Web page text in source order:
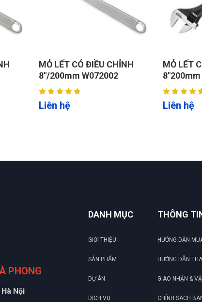
LẾT CÓ ĐIỀU CHỈNH
W072002
MỎ LẾT CÓ ĐIỀU
8"200mm WOKIN
PHONG
Nội
DANH MỤC
GIỚI THIỆU
SẢN PHẨM
DỰ ÁN
DỊCH VỤ
THÔNG
HƯỚNG DẪN
HƯỚNG DẪN
GIAO NHẬN &
CHÍNH SÁCH